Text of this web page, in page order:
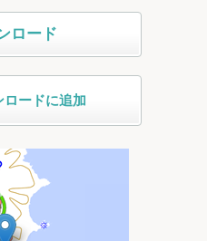
ロード
ロードに追加